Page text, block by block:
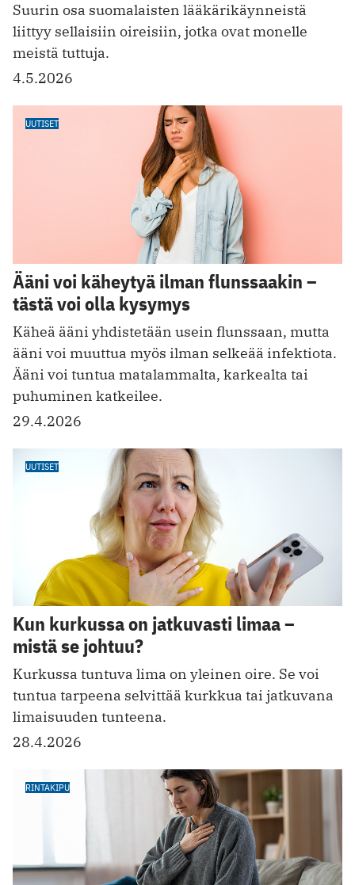
Suurin osa suomalaisten lääkärikäynneistä
liittyy sellaisiin oireisiin, jotka ovat monelle
meistä tuttuja.
4.5.2026
UUTISET
Ääni voi käheytyä ilman flunssaakin –
tästä voi olla kysymys
Käheä ääni yhdistetään usein flunssaan, mutta
ääni voi muuttua myös ilman selkeää infektiota.
Ääni voi tuntua matalammalta, karkealta tai
puhuminen katkeilee.
29.4.2026
UUTISET
Kun kurkussa on jatkuvasti limaa –
mistä se johtuu?
Kurkussa tuntuva lima on yleinen oire. Se voi
tuntua tarpeena selvittää kurkkua tai jatkuvana
limaisuuden tunteena.
28.4.2026
RINTAKIPU